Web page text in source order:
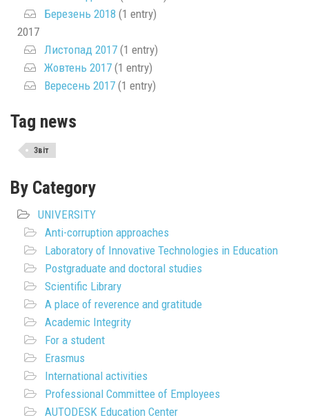
Березень 2018 (1 entry)
2017
Листопад 2017 (1 entry)
Жовтень 2017 (1 entry)
Вересень 2017 (1 entry)
Tag news
Звіт
By Category
UNIVERSITY
Anti-corruption approaches
Laboratory of Innovative Technologies in Education
Postgraduate and doctoral studies
Scientific Library
A place of reverence and gratitude
Academic Integrity
For a student
Erasmus
International activities
Professional Committee of Employees
AUTODESK Education Center